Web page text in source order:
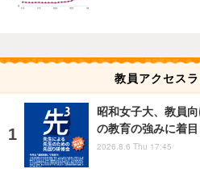
教員アクセス
昭和女子大、教員
の教育の強みに着目
2026.8.6 Thu 17:45